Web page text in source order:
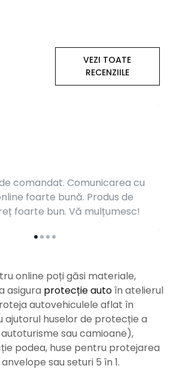
VEZI TOATE
RECENZIILE
comandat. Comunicarea cu
foarte bună. Produs de
foarte bun. Vă mulțumesc!
online poți găsi materiale,
asigura protecție autoîn atelierul
autovehiculele aflat în
ajutorul huselor de protecție a
sau camioane),
podea, huse pentru protejarea
sau seturi 5 în 1.